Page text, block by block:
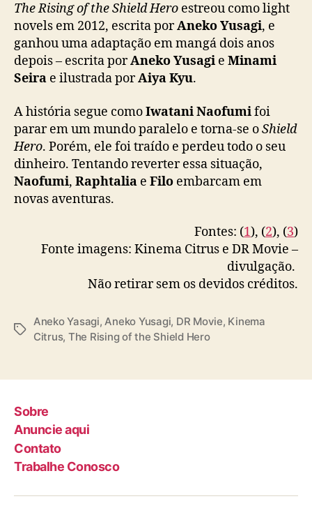
The Rising of the Shield Hero estreou como light
novels em 2012, escrita porAneko Yusagi, e
ganhou uma adaptação em mangá dois anos
depois – escrita porAneko Yusagi e Minami
Seira e ilustrada porAiya Kyu.
A história segue comoIwatani Naofumifoi
parar em um mundo paralelo e torna-se oShield
Hero. Porém, ele foi traído e perdeu todo o seu
dinheiro. Tentando reverter essa situação,
Naofumi, Raphtalia e Filo embarcam em
novas aventuras.
Fontes: (1), (2), (3)
Fonte imagens: Kinema Citrus e DR Movie –
divulgação.
Não retirar sem os devidos créditos.
T
Aneko Yasagi,Aneko Yusagi, DR Movie, Kinema
Citrus, The Rising of the Shield Hero
Sobre
Anuncie aqui
Contato
Trabalhe Conosco